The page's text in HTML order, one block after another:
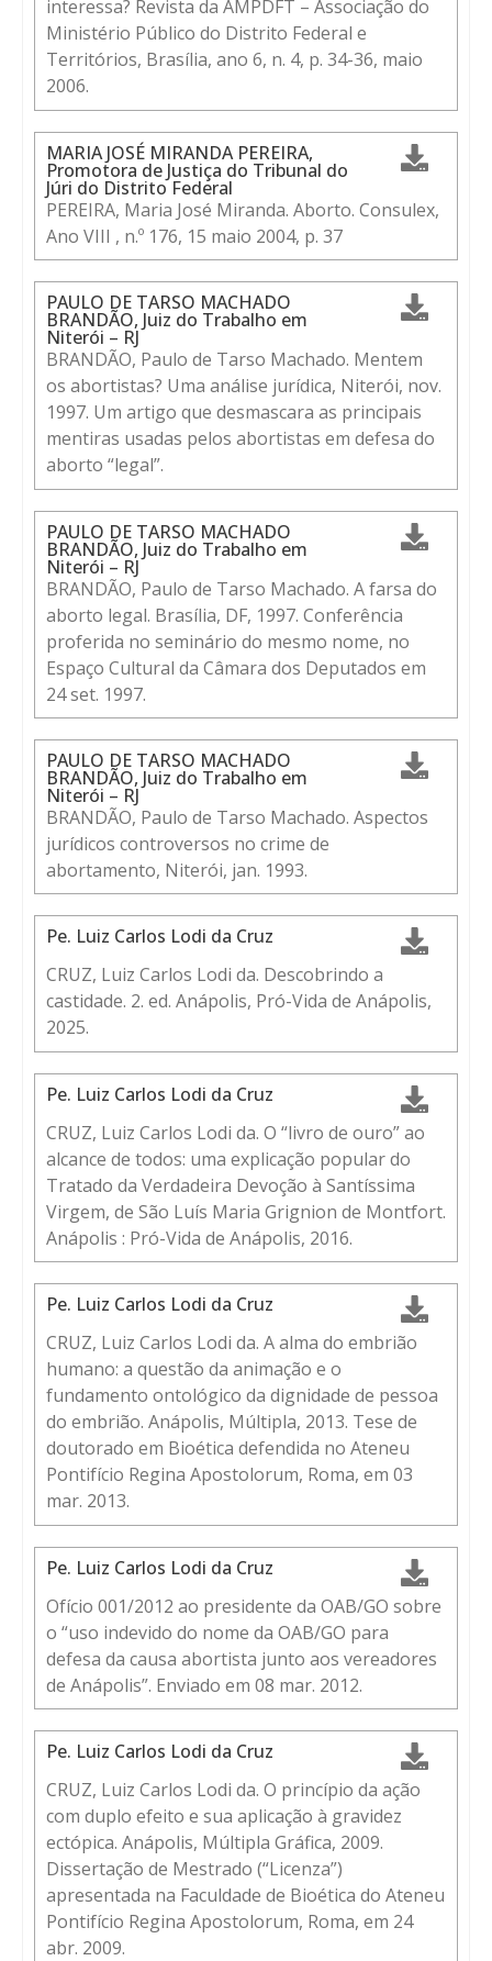
interessa? Revista da AMPDFT – Associação do
Ministério Público do Distrito Federal e
Territórios, Brasília, ano 6, n. 4, p. 34-36, maio
2006.
MARIA JOSÉ MIRANDA PEREIRA,
Promotora de Justiça do Tribunal do
Júri do Distrito Federal
PEREIRA, Maria José Miranda. Aborto. Consulex,
Ano VIII , n.º 176, 15 maio 2004, p. 37
PAULO DE TARSO MACHADO
BRANDÃO, Juiz do Trabalho em
Niterói – RJ
BRANDÃO, Paulo de Tarso Machado. Mentem
os abortistas? Uma análise jurídica, Niterói, nov.
1997. Um artigo que desmascara as principais
mentiras usadas pelos abortistas em defesa do
aborto “legal”.
PAULO DE TARSO MACHADO
BRANDÃO, Juiz do Trabalho em
Niterói – RJ
BRANDÃO, Paulo de Tarso Machado. A farsa do
aborto legal. Brasília, DF, 1997. Conferência
proferida no seminário do mesmo nome, no
Espaço Cultural da Câmara dos Deputados em
24 set. 1997.
PAULO DE TARSO MACHADO
BRANDÃO, Juiz do Trabalho em
Niterói – RJ
BRANDÃO, Paulo de Tarso Machado. Aspectos
jurídicos controversos no crime de
abortamento, Niterói, jan. 1993.
Pe. Luiz Carlos Lodi da Cruz
CRUZ, Luiz Carlos Lodi da. Descobrindo a
castidade. 2. ed. Anápolis, Pró-Vida de Anápolis,
2025.
Pe. Luiz Carlos Lodi da Cruz
CRUZ, Luiz Carlos Lodi da. O “livro de ouro” ao
alcance de todos: uma explicação popular do
Tratado da Verdadeira Devoção à Santíssima
Virgem, de São Luís Maria Grignion de Montfort.
Anápolis : Pró-Vida de Anápolis, 2016.
Pe. Luiz Carlos Lodi da Cruz
CRUZ, Luiz Carlos Lodi da. A alma do embrião
humano: a questão da animação e o
fundamento ontológico da dignidade de pessoa
do embrião. Anápolis, Múltipla, 2013. Tese de
doutorado em Bioética defendida no Ateneu
Pontifício Regina Apostolorum, Roma, em 03
mar. 2013.
Pe. Luiz Carlos Lodi da Cruz
Ofício 001/2012 ao presidente da OAB/GO sobre
o “uso indevido do nome da OAB/GO para
defesa da causa abortista junto aos vereadores
de Anápolis”. Enviado em 08 mar. 2012.
Pe. Luiz Carlos Lodi da Cruz
CRUZ, Luiz Carlos Lodi da. O princípio da ação
com duplo efeito e sua aplicação à gravidez
ectópica. Anápolis, Múltipla Gráfica, 2009.
Dissertação de Mestrado (“Licenza”)
apresentada na Faculdade de Bioética do Ateneu
Pontifício Regina Apostolorum, Roma, em 24
abr. 2009.